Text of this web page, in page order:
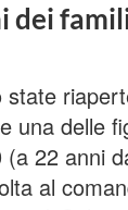
dei
state
una delle
(a 22 anni
al